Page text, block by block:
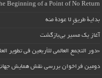
Beginning of a Point of No Return
بداية طريقٍ لا عودة منه
آغاز یک مسیر بی‌بازگشت
«دور التجمع العالمي للأربعين في تطوير
دومین فراخوان بررسی نقش همایش